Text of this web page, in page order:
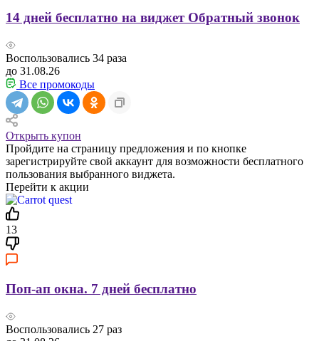
14 дней бесплатно на виджет Обратный звонок
Воспользовались 34 раза
до 31.08.26
Все промокоды
Открыть купон
Пройдите на страницу предложения и по кнопке
зарегистрируйте свой аккаунт для возможности бесплатного
пользования выбранного виджета.
Перейти к акции
13
Поп-ап окна. 7 дней бесплатно
Воспользовались 27 раз